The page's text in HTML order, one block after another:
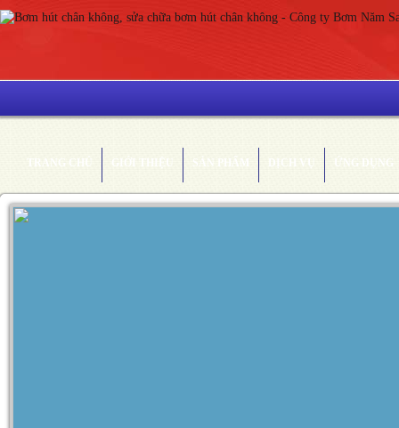
TRANG CHỦ GIỚI THIỆU SẢN PHẨM DỊCH VỤ ỨNG DỤNG